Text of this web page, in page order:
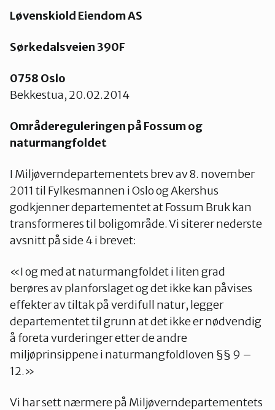
Nes
Nordre Follo
Oslo Nord
Oslo Øst
Oslo Sør
Oslo Vest
Løvenskiold Eiendom AS
Sørkedalsveien 390F
0758 Oslo
Bekkestua, 20.02.2014
Områdereguleringen på Fossum og
naturmangfoldet
I Miljøverndepartementets brev av 8. november
2011 til Fylkesmannen i Oslo og Akershus
godkjenner departementet at Fossum Bruk kan
transformeres til boligområde. Vi siterer nederste
avsnitt på side 4 i brevet:
«I og med at naturmangfoldet i liten grad
berøres av planforslaget og det ikke kan påvises
effekter av tiltak på verdifull natur, legger
departementet til grunn at det ikke er nødvendig
å foreta vurderinger etter de andre
miljøprinsippene i naturmangfoldloven §§ 9 –
12.»
Vi har sett nærmere på Miljøverndepartementets